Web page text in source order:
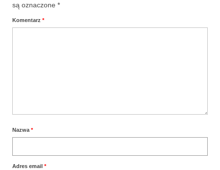
są oznaczone *
Komentarz *
Nazwa *
Adres email *